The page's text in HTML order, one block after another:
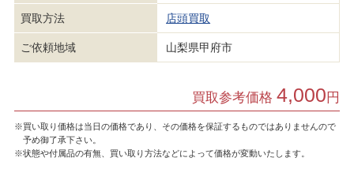
買取方法 店頭買取
ご依頼地域 山梨県甲府市
買取参考価格4,000 円
※買い取り価格は当日の価格であり、その価格を保証するものではありませんので
予め御了承下さい。
※状態や付属品の有無、買い取り方法などによって価格が変動いたします。